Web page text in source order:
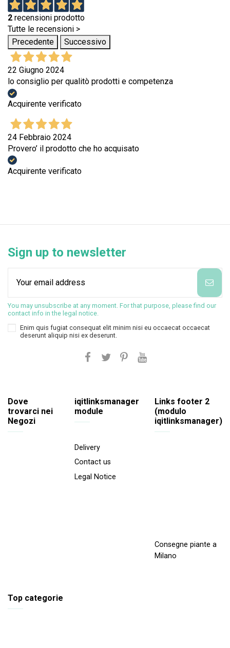
2 recensioni prodotto
Tutte le recensioni >
Precedente
Successivo
22 Giugno 2024
lo consiglio per qualitò prodotti e competenza
Acquirente verificato
24 Febbraio 2024
Provero’ il prodotto che ho acquisato
Acquirente verificato
Sign up to newsletter
You may unsubscribe at any moment. For that purpose, please find our
contact info in the legal notice.
Enim quis fugiat consequat elit minim nisi eu occaecat occaecat
deserunt aliquip nisi ex deserunt.
Dove
trovarci nei
Negozi
iqitlinksmanager
module
Delivery
Contact us
Legal Notice
Links footer 2
(modulo
iqitlinksmanager)
Consegne piante a
Milano
Top categorie